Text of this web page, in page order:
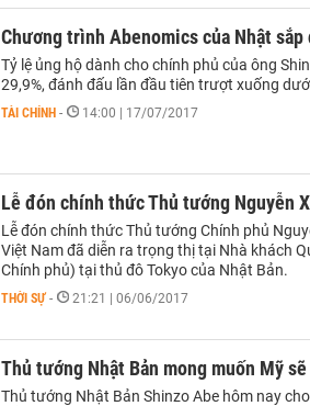
Chương trình Abenomics của Nhật
Tỷ lệ ủng hộ dành cho chính phủ của ông
29,9%, đánh đấu lần đầu tiên trượt xuống
TÀI CHÍNH - 14:00 | 17/07/2017
Lễ đón chính thức Thủ tướng Nguyễn
Lễ đón chính thức Thủ tướng Chính phủ
Việt Nam đã diễn ra trọng thị tại Nhà khách
Chính phủ) tại thủ đô Tokyo của Nhật Bản.
THỜI SỰ - 21:21 | 06/06/2017
Thủ tướng Nhật Bản mong muốn Mỹ
Thủ tướng Nhật Bản Shinzo Abe hôm nay